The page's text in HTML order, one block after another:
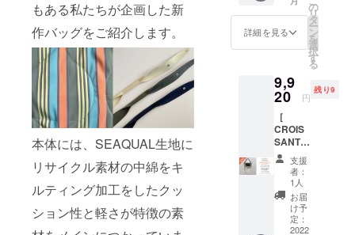
もある私たちが企画した新
作バッグをご紹介します。
本体には、SEAQUAL生地に
リサイクル素材の中綿をキ
ルティング加工をしたクッ
ション性と軽さが特徴の素
用。
ダー紐
は結ん
できま
す。
H19×W
28 ショ
ルダー
約
140cm(
装着
時）
SUEDE
を使
用。
で長さ
を調節
一般販
売を前
にご支
援いた
だいた
方には
通常
￥7,880
(商品
OGETH
ER FOR
A
OCEAN
セージ
のプリ
ント部
分や
ショル
ダー紐
に規格
外生地
として
廃棄処
分予定
だった
コッ
シュ。
ベース
生地は
PORTR
を象徴
する海
洋プラ
スチッ
クゴミ
のリサ
イクル
生地に
リサイ
クルワ
タを詰
めた大
柄のキ
詳細を見る
の
リ
タ
ー
ン
を
選
択
す
る
9,9
20 円
残り9
［
CROIS
SANT
］
c#/vivid
（ヴィ
ヴィッ
ド）ク
ロワッ
サンの
支援
者：
1人
お届
け予
定：
2022